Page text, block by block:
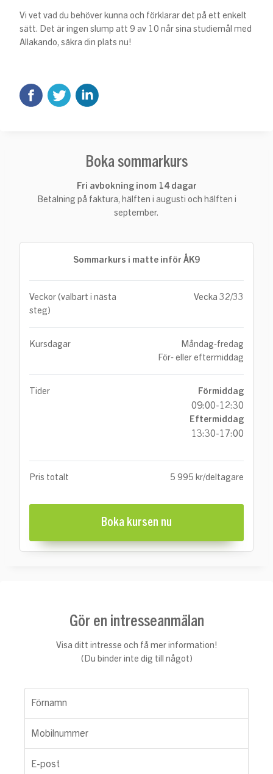
Vi vet vad du behöver kunna och förklarar det på ett enkelt
sätt. Det är ingen slump att 9 av 10 når sina studiemål med
Allakando, säkra din plats nu!
Boka sommarkurs
Fri avbokning inom 14 dagar
Betalning på faktura, hälften i augusti och hälften i
september.
Sommarkurs i matte inför ÅK9
Veckor (valbart i nästa
steg)
Vecka 32/33
Kursdagar
Måndag-fredag
För- eller eftermiddag
Tider Förmiddag
09:00-12:30
Eftermiddag
13:30-17:00
Pris totalt 5 995 kr/deltagare
Boka kursen nu
Gör en intresseanmälan
Visa ditt intresse och få mer information!
(Du binder inte dig till något)
Förnamn
Mobilnummer
E-post